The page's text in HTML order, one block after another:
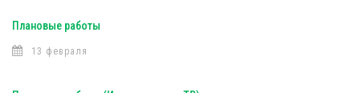
Плановые работы
13 февраля